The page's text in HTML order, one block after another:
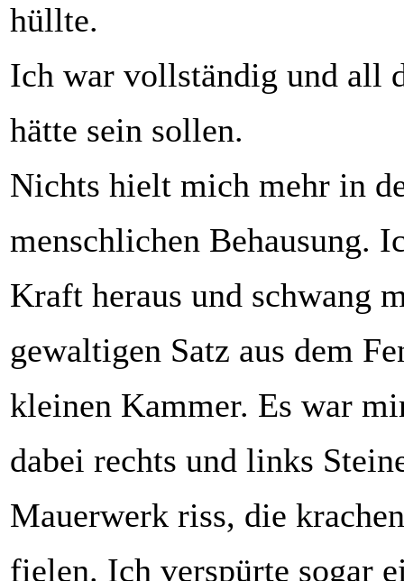
hüllte.
Ich war vollständig und all
hätte sein sollen.
Nichts hielt mich mehr in
menschlichen Behausung.
Kraft heraus und schwang
gewaltigen Satz aus dem
kleinen Kammer. Es war
dabei rechts und links
Mauerwerk riss, die
fielen. Ich verspürte sogar